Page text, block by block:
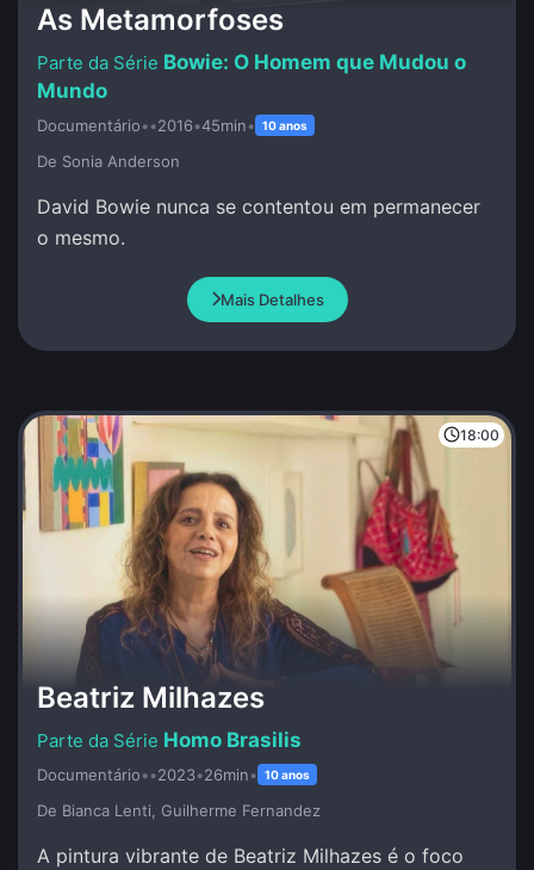
As Metamorfoses
Bowie: O Homem que Mudou o
Mundo
Documentário••2016•45min• 10 anos
De Sonia Anderson
David Bowie nunca se contentou em permanecer
o mesmo.
Mais Detalhes
18:00
Beatriz Milhazes
Homo Brasilis
Documentário••2023•26min• 10 anos
De Bianca Lenti, Guilherme Fernandez
A pintura vibrante de Beatriz Milhazes é o foco